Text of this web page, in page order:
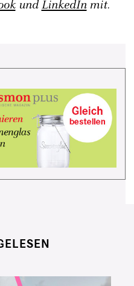
undLinkedInmit.